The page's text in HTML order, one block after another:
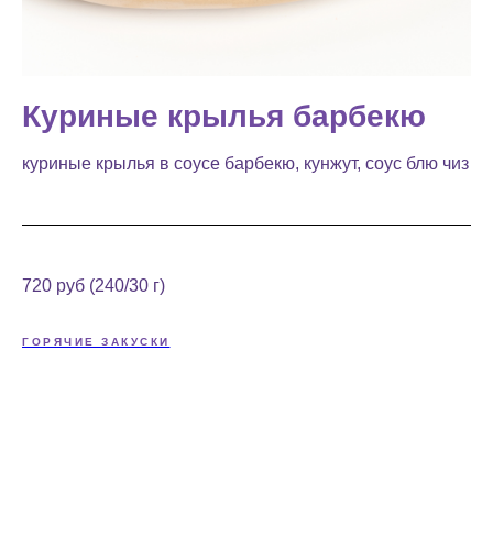
Куриные крылья барбекю
куриные крылья в соусе барбекю, кунжут, соус блю чиз
720 руб (240/30 г)
ГОРЯЧИЕ ЗАКУСКИ